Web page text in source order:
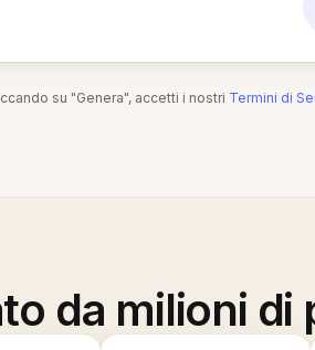
su "Genera", accetti i nostri Termini di
da milioni